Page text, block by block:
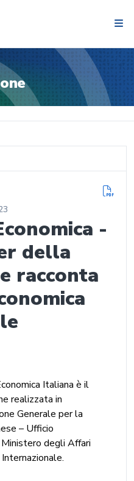
-
della
racconta
Italiana è il
realizzata in
Generale per la
– Ufficio
degli Affari